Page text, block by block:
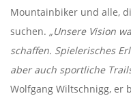
Mountainbiker und alle,
suchen. „Unsere Vision
schaffen. Spielerisches
aber auch sportliche
Wolfgang Wiltschnigg, er